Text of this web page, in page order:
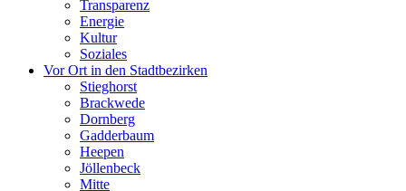
Transparenz
Energie
Kultur
Soziales
Vor Ort in den Stadtbezirken
Stieghorst
Brackwede
Dornberg
Gadderbaum
Heepen
Jöllenbeck
Mitte